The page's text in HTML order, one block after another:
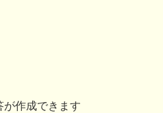
が作成できます